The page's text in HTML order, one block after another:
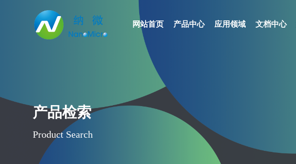
网站首页 产品中心 应用领域 文档中心
应用领域
产品检索
Product Search